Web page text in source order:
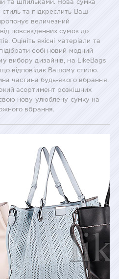
та шпильками. Нова сумка
та підкреслить Ваш
величезний
повсякденних сумок до
Оцініть якісні матеріали та
собі новий модний
вибору дизайнів, на LikeBags
відповідає Вашому стилю.
частина будь-якого вбрання.
асортимент розкішних
нову улюблену сумку на
вбрання.